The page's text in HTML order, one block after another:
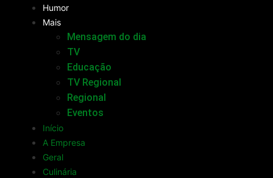
Humor
Mais
Mensagem do dia
TV
Educação
TV Regional
Regional
Eventos
Início
A Empresa
Geral
Culinária